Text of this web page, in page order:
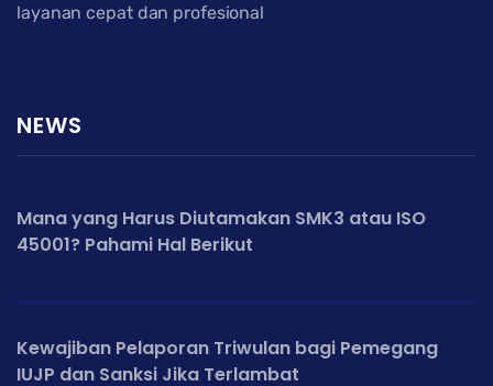
layanan cepat dan profesional
NEWS
Mana yang Harus Diutamakan SMK3 atau ISO
45001? Pahami Hal Berikut
Kewajiban Pelaporan Triwulan bagi Pemegang
IUJP dan Sanksi Jika Terlambat